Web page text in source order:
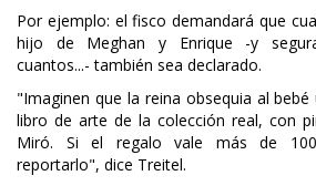
Por ejemplo: el fisco demandará que
hijo de Meghan y Enrique -y
cuantos...- también sea declarado.
"Imaginen que la reina obsequia al
libro de arte de la colección real, con
Miró. Si el regalo vale más de
reportarlo", dice Treitel.